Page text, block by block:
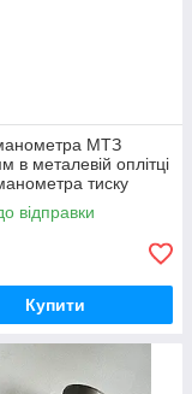
МТЗ
в металевій оплітці
тиску
во Україна) 70-
відправки
Купити